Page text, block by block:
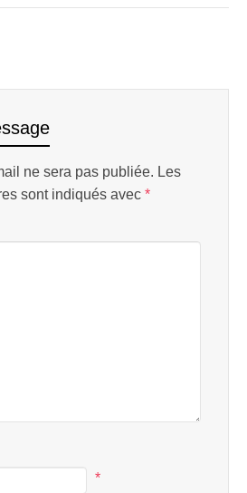
ne sera pas publiée. Les
sont indiqués avec *
*